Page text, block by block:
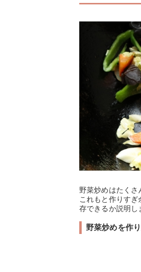
野菜炒めはたく
これもと作りす
存できるか説明し
野菜炒めを作